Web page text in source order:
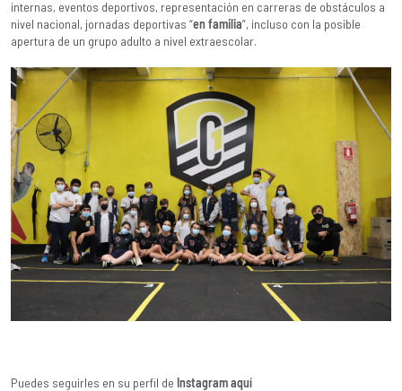
internas, eventos deportivos, representación en carreras de obstáculos a
nivel nacional, jornadas deportivas “en familia”, incluso con la posible
apertura de un grupo adulto a nivel extraescolar.
Puedes seguirles en su perfil de Instagramaquí